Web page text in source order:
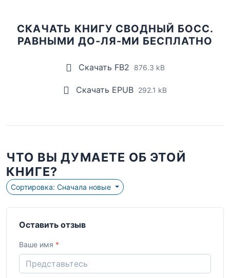
СКАЧАТЬ КНИГУ СВОДНЫЙ БОСС.
РАВНЫМИ ДО-ЛЯ-МИ БЕСПЛАТНО
Скачать FB2 876.3 kB
Скачать EPUB 292.1 kB
ЧТО ВЫ ДУМАЕТЕ ОБ ЭТОЙ
КНИГЕ?
Сортировка: Сначала новые
Оставить отзыв
Ваше имя *